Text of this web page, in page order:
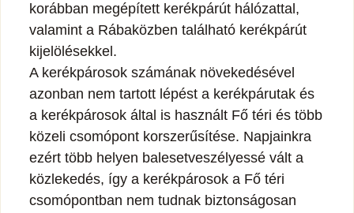
korábban megépített kerékpárút hálózattal,
valamint a Rábaközben található kerékpárút
kijelölésekkel.
A kerékpárosok számának növekedésével
azonban nem tartott lépést a kerékpárutak és
a kerékpárosok által is használt Fő téri és több
közeli csomópont korszerűsítése. Napjainkra
ezért több helyen balesetveszélyessé vált a
közlekedés, így a kerékpárosok a Fő téri
csomópontban nem tudnak biztonságosan